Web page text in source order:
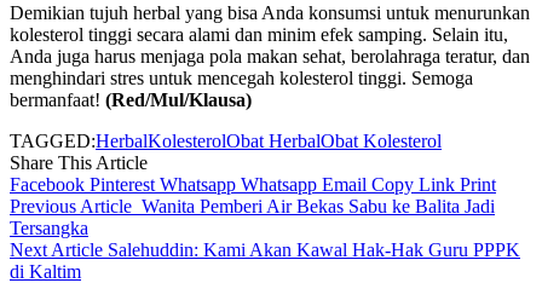
Demikian tujuh herbal yang bisa Anda konsumsi untuk menurunkan
kolesterol tinggi secara alami dan minim efek samping. Selain itu,
Anda juga harus menjaga pola makan sehat, berolahraga teratur, dan
menghindari stres untuk mencegah kolesterol tinggi. Semoga
bermanfaat! (Red/Mul/Klausa)
TAGGED:HerbalKolesterolObat HerbalObat Kolesterol
Share This Article
Facebook Pinterest Whatsapp Whatsapp Email Copy Link Print
Previous Article Wanita Pemberi Air Bekas Sabu ke Balita Jadi
Tersangka
Next Article Salehuddin: Kami Akan Kawal Hak-Hak Guru PPPK
di Kaltim